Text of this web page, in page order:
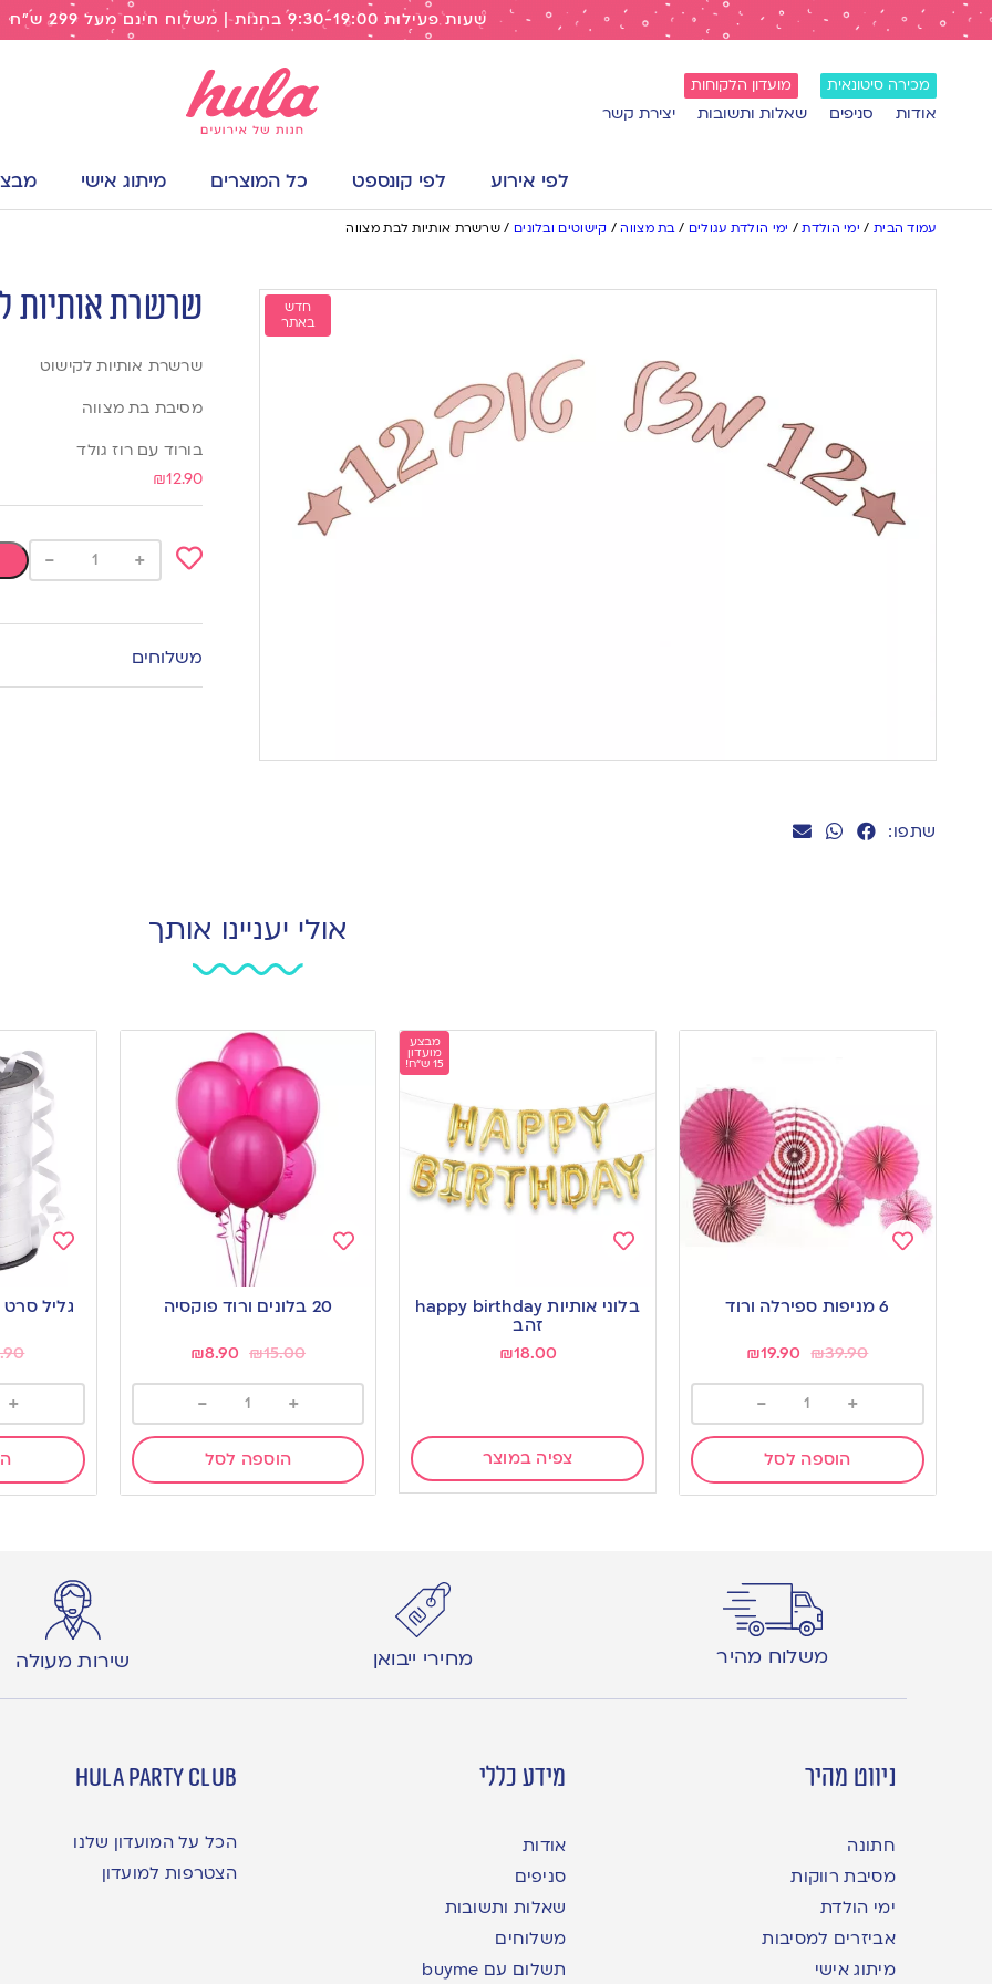
שעות פעילות 9:30-19:00 בחנות | משלוח חינם מעל 299 ש"ח
מכירה סיטונאית מועדון הלקוחות
אודות סניפים שאלות ותשובות יצירת קשר
לפי אירוע לפי קונספט כל המוצרים מיתוג אישי
עמוד הבית / ימי הולדת/ ימי הולדת עגולים /בת מצווה/ קישוטים ובלונים / שרשרת אותיות לבת מצווה
חדש
באתר
שתפו:
שרשרת אותיות
שרשרת אותיות לקישוט
מסיבת בת מצווה
בורוד עם רוז גולד
₪12.90
to
wishlist
+
-
משלוחים
אולי יעניינו אותך
6 מניפות ספירלה ורוד
₪39.90
₪19.90
+
-
הוספה לסל
מבצע
מועדון
15 ש"ח!
to
בלוני אותיות happy birthday
זהב
₪18.00
צפיה במוצר
20 בלונים ורוד פוקסיה
₪15.00
₪8.90
+
-
הוספה לסל
to
גליל
+
משלוח מהיר מחירי ייבואן שירות מעולה
ניווט מהיר
חתונה
מסיבת רווקות
ימי הולדת
אביזרים למסיבות
מיתוג אישי
מידע כללי
אודות
סניפים
שאלות ותשובות
משלוחים
תשלום עם buyme
hula party club
הכל על המועדון שלנו
הצטרפות למועדון